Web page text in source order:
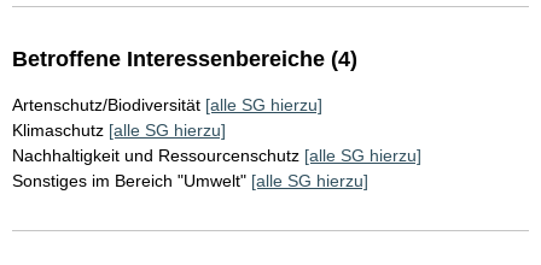
Betroffene Interessenbereiche (4)
Artenschutz/Biodiversität [alle SG hierzu]
Klimaschutz [alle SG hierzu]
Nachhaltigkeit und Ressourcenschutz [alle SG hierzu]
Sonstiges im Bereich "Umwelt" [alle SG hierzu]